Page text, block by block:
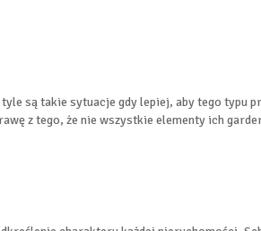
są takie sytuacje gdy lepiej, aby tego typu
z tego, że nie wszystkie elementy ich